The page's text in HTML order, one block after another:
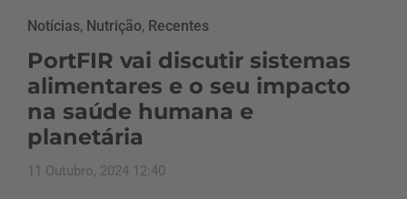
Notícias, Nutrição, Recentes
PortFIR vai discutir sistemas
alimentares e o seu impacto
na saúde humana e
planetária
11 Outubro, 2024 12:40